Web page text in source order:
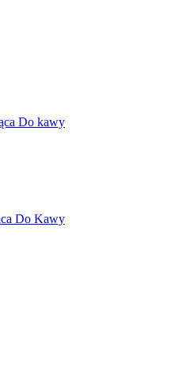
Do kawy
Do Kawy